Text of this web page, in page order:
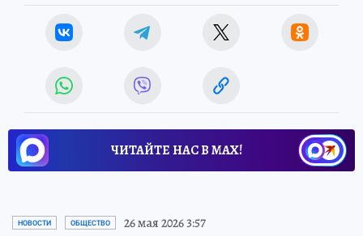
ЧИТАЙТЕ НАС В МАХ!
НОВОСТИ ОБЩЕСТВО 26 мая 2026 3:57